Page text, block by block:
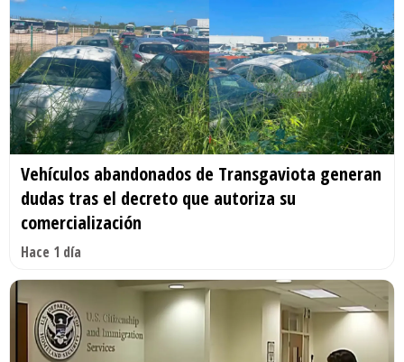
Vehículos abandonados de Transgaviota generan
dudas tras el decreto que autoriza su
comercialización
Hace 1 día